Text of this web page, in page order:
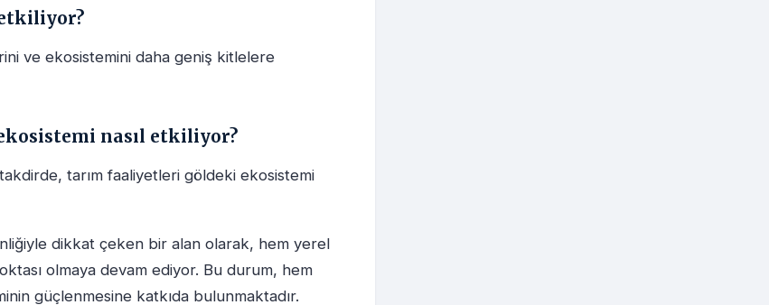
ve ekosistemini daha geniş kitlelere
nasıl etkiliyor?
tarım faaliyetleri göldeki ekosistemi
dikkat çeken bir alan olarak, hem yerel
olmaya devam ediyor. Bu durum, hem
güçlenmesine katkıda bulunmaktadır.